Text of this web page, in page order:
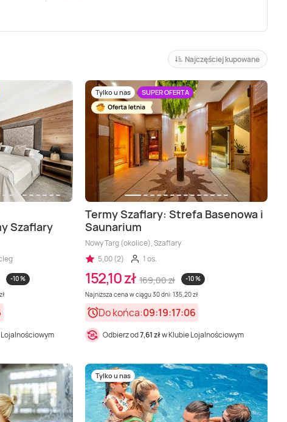
Najczęściej kupowane
Szaflary
-10 %
Tylko u nas SUPER OFERTA
Termy Szaflary: Strefa Basenowa i
Saunarium
Nowy Targ (okolice), Szaflary
5,00 (2)
1 os.
152,10 zł 169,00 zł
-10 %
Najniższa cena w ciągu 30 dni: 135,20 zł
Do końca:09:19:17:04
Odbierz od7,61 złw Klubie Lojalnościowym
Tylko u nas